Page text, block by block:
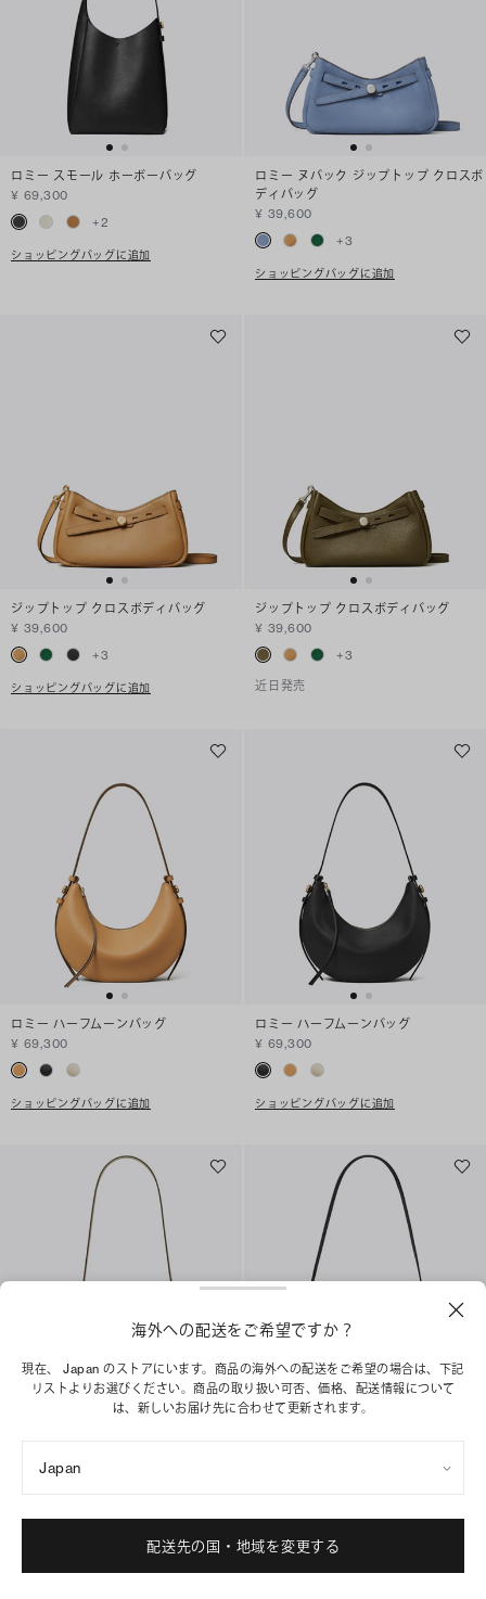
ロミー スモール ホーボーバッグ
¥ 69,300
+2
ショッピングバッグに追加
ロミー ヌバック ジップトップ クロスボ
ディバッグ
¥ 39,600
+3
ショッピングバッグに追加
ジップトップ クロスボディバッグ
¥ 39,600
+3
ショッピングバッグに追加
ジップトップ クロスボディバッグ
¥ 39,600
+3
近日発売
ロミー ハーフムーンバッグ
¥ 69,300
ショッピングバッグに追加
ロミー ハーフムーンバッグ
¥ 69,300
ショッピングバッグに追加
ショッピングバッグに追加
ベストセラー
ショッピングバッグに追加
海外への配送をご希望ですか？
現在、 Japan のストアにいます。商品の海外への配送をご希望の場合は、下記
リストよりお選びください。商品の取り扱い可否、価格、配送情報について
は、新しいお届け先に合わせて更新されます。
Japan
配送先の国・地域を変更する